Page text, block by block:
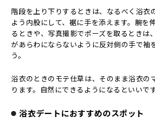
階段を上り下りするときは、なるべく浴衣
よう内股にして、裾に手を添えます。腕を
るときや、写真撮影でポーズを取るときは
があらわにならないように反対側の手で袖
う。
浴衣のときのモテ仕草は、そのまま浴衣の
ります。自然にできるようになるといいです
浴衣デートにおすすめのスポット